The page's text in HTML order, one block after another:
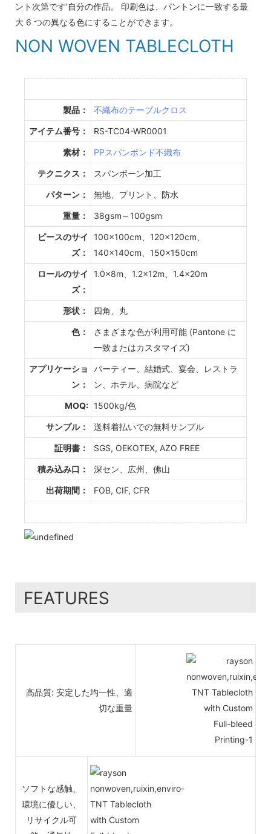
ント次第です'自分の作品。 印刷色は、パントンに一致する最
大 6 つの異なる色にすることができます。
NON WOVEN TABLECLOTH
製品： 不織布のテーブルクロス
アイテム番号： RS-TC04-WR0001
素材： PPスパンボンド不織布
テクニクス： スパンボーン加工
パターン： 無地、プリント、防水
重量： 38gsm～100gsm
ピースのサイ
ズ：
100×100cm、120×120cm、
140×140cm、150×150cm
ロールのサイ
ズ：
1.0×8m、1.2×12m、1.4×20m
形状： 四角、丸
色：
さまざまな色が利用可能 (Pantone に
一致またはカスタマイズ)
アプリケーショ
ン：
パーティー、結婚式、宴会、レストラ
ン、ホテル、病院など
MOQ: 1500kg/色
サンプル： 送料着払いでの無料サンプル
証明書： SGS, OEKOTEX, AZO FREE
積み込み口： 深セン、広州、佛山
出荷期間： FOB, CIF, CFR
FEATURES
高品質: 安定した均一性、適
切な重量
ソフトな感触、
環境に優しい、
リサイクル可